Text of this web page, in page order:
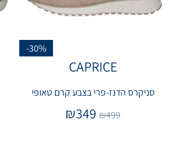
-30%
CAPRICE
סניקרס הדנז-פרי בצבע קרם טאופי
₪499
₪349